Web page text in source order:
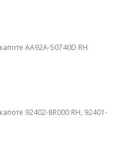
AA92A-50740D RH
92402-8R000 RH, 92401-